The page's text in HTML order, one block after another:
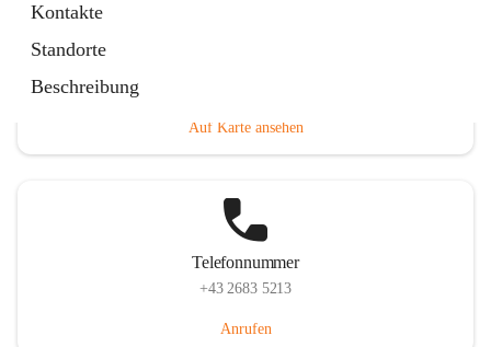
Kontakte
Standorte
Beschreibung
Auf Karte ansehen
Telefonnummer
+43 2683 5213
Anrufen